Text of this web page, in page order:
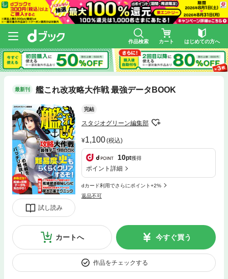
作品検索 カート はじめての方へ
最新刊 艦これ改攻略大作戦 最強データBOOK
試し読み
完結
スタジオグリーン編集部
1,100(税込)
10pt獲得
ポイント詳細
dカード利用でさらにポイント+2%
返品不可
カートへ 今すぐ買う
作品をチェックする